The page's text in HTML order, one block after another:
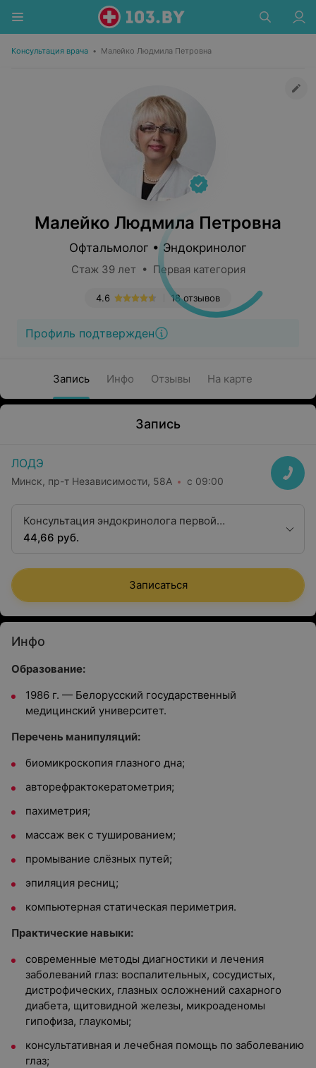
Консультация врача • Малейко Людмила Петровна
Малейко Людмила Петровна
Офтальмолог • Эндокринолог
Стаж 39 лет • Первая категория
18 отзывов
4.6
Профиль подтвержден
Запись Инфо Отзывы На карте
Запись
ЛОДЭ
Минск, пр-т Независимости, 58А с 09:00
Консультация эндокринолога первой
квалификационной категории
44,66 руб.
Записаться
Инфо
Образование:
1986 г. — Белорусский государственный
медицинский университет.
Перечень манипуляций:
биомикроскопия глазного дна;
авторефрактокератометрия;
пахиметрия;
массаж век с тушированием;
промывание слёзных путей;
эпиляция ресниц;
компьютерная статическая периметрия.
Практические навыки:
современные методы диагностики и лечения
заболеваний глаз: воспалительных, сосудистых,
дистрофических, глазных осложнений сахарного
диабета, щитовидной железы, микроаденомы
гипофиза, глаукомы;
консультативная и лечебная помощь по заболеванию
глаз;